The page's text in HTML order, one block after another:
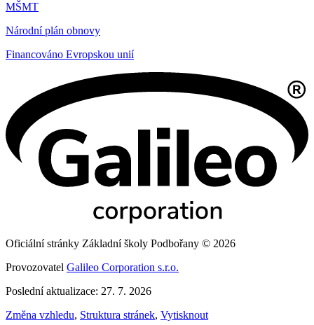
MŠMT
Národní plán obnovy
Financováno Evropskou unií
Oficiální stránky Základní školy Podbořany © 2026
Provozovatel Galileo Corporation s.r.o.
Poslední aktualizace: 27. 7. 2026
Změna vzhledu, Struktura stránek, Vytisknout